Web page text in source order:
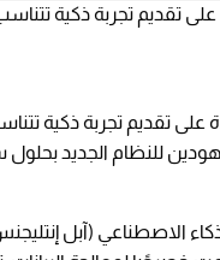
على تقديم تجربة ذكية
على تقديم تجربة ذكية
الاصطناعي (آبل